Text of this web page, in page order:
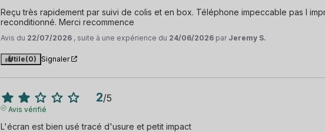
Reçu très rapidement par suivi de colis et en box. Téléphone impeccable pas l
reconditionné. Merci recommence
Avis du 22/07/2026 , suite à une expérience du 24/06/2026 par Jeremy S.
Utile(0) Signaler
2/5
Avis vérifié
L'écran est bien usé tracé d'usure et petit impact